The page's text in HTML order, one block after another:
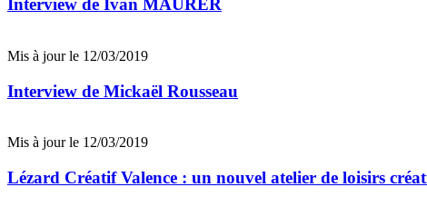
Interview de Ivan MAURER
Mis à jour le 12/03/2019
Interview de Mickaël Rousseau
Mis à jour le 12/03/2019
Lézard Créatif Valence : un nouvel atelier de loisirs